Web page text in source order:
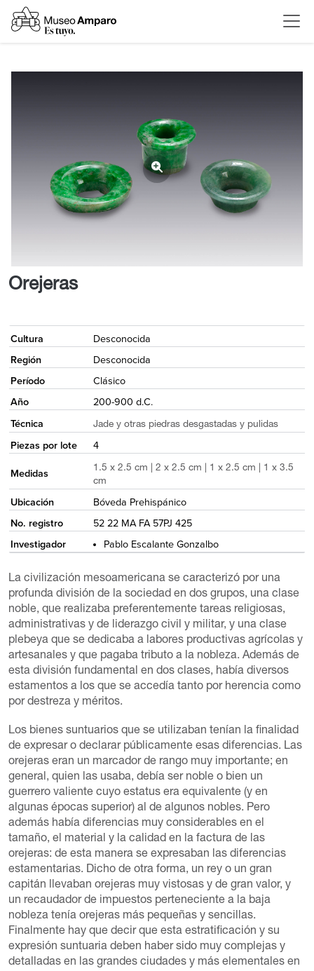
Orejeras
Cultura
Desconocida
Región
Desconocida
Período
Clásico
Año
200-900 d.C.
Técnica
Jade y otras piedras desgastadas y pulidas
Piezas por lote 4
Medidas
1.5 x 2.5 cm | 2 x 2.5 cm | 1 x 2.5 cm | 1 x 3.5
cm
Ubicación
Bóveda Prehispánico
No. registro
52 22 MA FA 57PJ 425
Investigador
Pablo Escalante Gonzalbo
La civilización mesoamericana se caracterizó por una
profunda división de la sociedad en dos grupos, una clase
noble, que realizaba preferentemente tareas religiosas,
administrativas y de liderazgo civil y militar, y una clase
plebeya que se dedicaba a labores productivas agrícolas y
artesanales y que pagaba tributo a la nobleza. Además de
esta división fundamental en dos clases, había diversos
estamentos a los que se accedía tanto por herencia como
por destreza y méritos.
Los bienes suntuarios que se utilizaban tenían la finalidad
de expresar o declarar públicamente esas diferencias. Las
orejeras eran un marcador de rango muy importante; en
general, quien las usaba, debía ser noble o bien un
guerrero valiente cuyo estatus era equivalente (y en
algunas épocas superior) al de algunos nobles. Pero
además había diferencias muy considerables en el
tamaño, el material y la calidad en la factura de las
orejeras: de esta manera se expresaban las diferencias
estamentarias. Dicho de otra forma, un rey o un gran
capitán llevaban orejeras muy vistosas y de gran valor, y
un recaudador de impuestos perteneciente a la baja
nobleza tenía orejeras más pequeñas y sencillas.
Finalmente hay que decir que esta estratificación y su
expresión suntuaria deben haber sido muy complejas y
detalladas en las grandes ciudades y más elementales en